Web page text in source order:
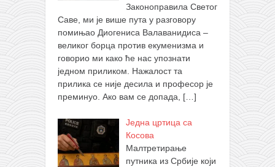
Законоправила Светог
Саве, ми је више пута у разговору
помињао Диогениса Валаванидиса –
великог борца против екуменизма и
говорио ми како ће нас упознати
једном приликом. Нажалост та
прилика се није десила и професор је
преминуо. Ако вам се допада, […]
Једна цртица са
Косова
Малтретирање
путника из Србије који